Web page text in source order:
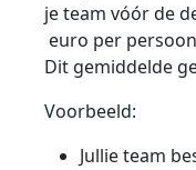
je team vóór de
euro per
Dit gemiddelde
Voorbeeld:
Jullie team